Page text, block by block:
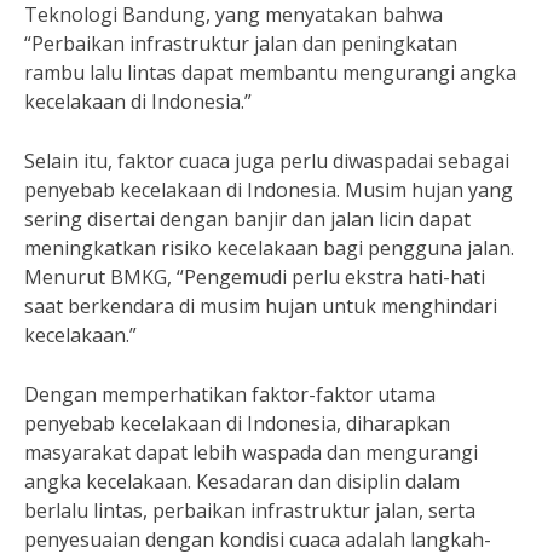
Teknologi Bandung, yang menyatakan bahwa
“Perbaikan infrastruktur jalan dan peningkatan
rambu lalu lintas dapat membantu mengurangi angka
kecelakaan di Indonesia.”
Selain itu, faktor cuaca juga perlu diwaspadai sebagai
penyebab kecelakaan di Indonesia. Musim hujan yang
sering disertai dengan banjir dan jalan licin dapat
meningkatkan risiko kecelakaan bagi pengguna jalan.
Menurut BMKG, “Pengemudi perlu ekstra hati-hati
saat berkendara di musim hujan untuk menghindari
kecelakaan.”
Dengan memperhatikan faktor-faktor utama
penyebab kecelakaan di Indonesia, diharapkan
masyarakat dapat lebih waspada dan mengurangi
angka kecelakaan. Kesadaran dan disiplin dalam
berlalu lintas, perbaikan infrastruktur jalan, serta
penyesuaian dengan kondisi cuaca adalah langkah-